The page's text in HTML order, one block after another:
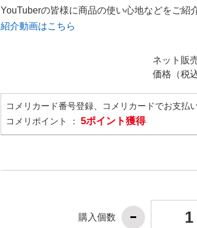
YouTuberの皆様に商品の使い心地などをご紹
紹介動画はこちら
ネット販
価格（税込
コメリカード番号登録、コメリカードでお支払
コメリポイント ： 5ポイント獲得
購入個数